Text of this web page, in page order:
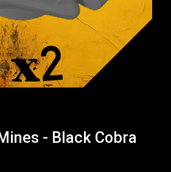
- Black Cobra